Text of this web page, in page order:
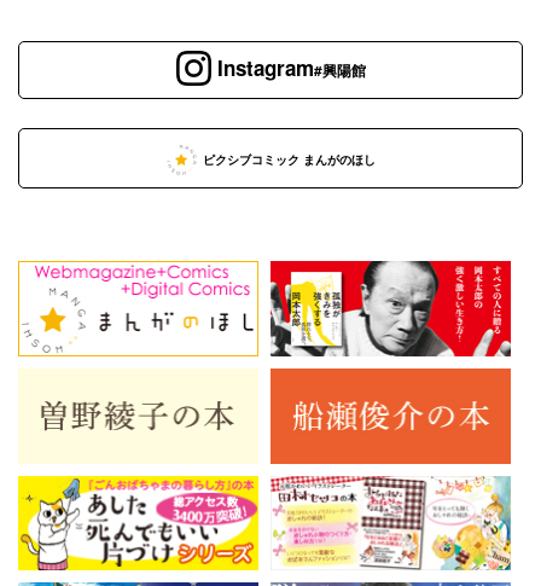
Instagram#興陽館
ピクシブコミック まんがのほし